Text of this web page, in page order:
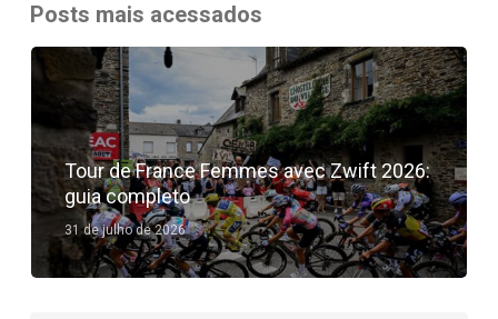
Posts mais acessados
Tour de France Femmes avec Zwift 2026:
guia completo
31 de julho de 2026